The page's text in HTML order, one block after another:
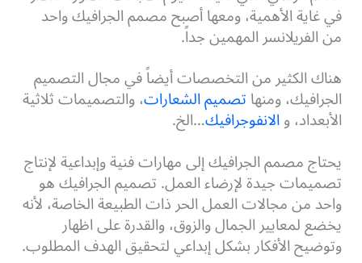
في غاية الأهمية، ومعها أصبح مصمم الجرافيك واحد
من الفريلانسر المهمين جداً.
هناك الكثير من التخصصات أيضاً في مجال التصميم
الجرافيك، ومنهاتصميم الشعارات، والتصميمات ثلاثية
الأبعداد، والانفوجرافيك…الخ.
يحتاج مصمم الجرافيك إلى مهارات فنية وإبداعية لإنتاج
تصميمات جيدة لإرضاء العمل. تصميم الجرافيك هو
واحد من مجالات العمل الحر ذات الطبيعة الخاصة، لأنه
يخضع لمعايير الجمال والزوق، والقدرة على اظهار
وتوضيح الأفكار بشكل إبداعي لتحقيق الهدف المطلوب.